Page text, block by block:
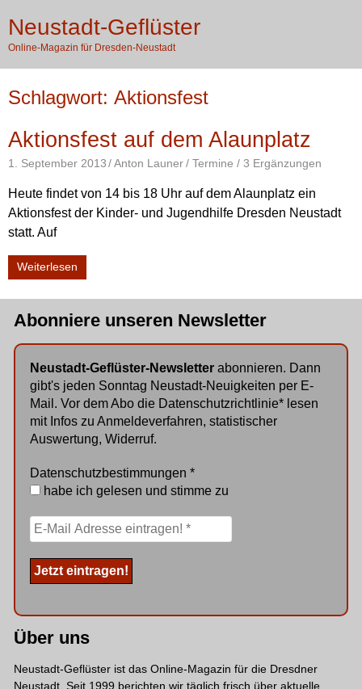
Inhalt
springen
Neustadt-Geflüster
Online-Magazin für Dresden-Neustadt
Schlagwort: Aktionsfest
Aktionsfest auf dem Alaunplatz
1. September 2013 Anton Launer Termine / 3 Ergänzungen
Heute findet von 14 bis 18 Uhr auf dem Alaunplatz ein
Aktionsfest der Kinder- und Jugendhilfe Dresden Neustadt
statt. Auf
Weiterlesen
Abonniere unseren Newsletter
Neustadt-Geflüster-Newsletterabonnieren. Dann
gibt's jeden Sonntag Neustadt-Neuigkeiten per E-
Mail. Vor dem Abo die Datenschutzrichtlinie* lesen
mit Infos zu Anmeldeverfahren, statistischer
Auswertung, Widerruf.
Datenschutzbestimmungen *
habe ich gelesen und stimme zu
Über uns
Neustadt-Geflüster ist das Online-Magazin für die Dresdner
Neustadt. Seit 1999 berichten wir täglich frisch über aktuelle